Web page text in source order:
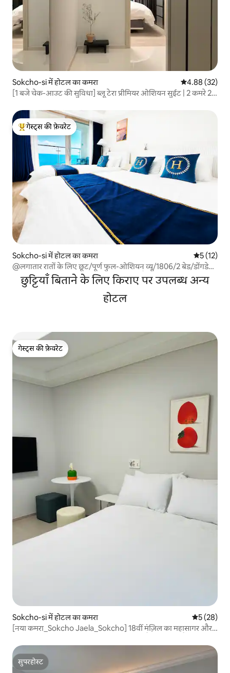
Sokcho-si में होटल का कमरा औसत रेटिंग 5 में
4.88 (32)
[1 बजे चेक-आउट की सुविधा] ब्लू टेरा प्रीमियर ओशियन सुईट | 2 कमरे 2
गेस्ट्स का टॉप फ़ेवरेट
गेस्ट्स की फ़ेवरेट
Sokcho-si में होटल का कमरा औसत रेटिंग
5 (12)
@लगातार रातों के लिए छूट/पूर्ण फुल-ओशियन व्यू/1806/2 बेड/डोंगडे
बीच 1 मिनट/सूर्योदय स्थल/होटल बिस्तर/टेरेस कैम्पिंग/
छुट्टियाँ बिताने के लिए किराए पर उपलब्ध अन्य
होटल
गेस्ट्स की फ़ेवरेट
गेस्ट्स की फ़ेवरेट
Sokcho-si में होटल का कमरा औसत रेटिंग
5 (28)
[नया कमरा_Sokcho Jaela_Sokcho] 18वीं मंज़िल का महासागर और
सुपरहोस्ट
सुपरहोस्ट